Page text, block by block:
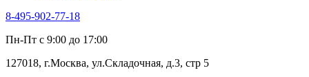
8-495-902-77-18
Пн-Пт с 9:00 до 17:00
127018, г.Москва, ул.Складочная, д.3, стр 5